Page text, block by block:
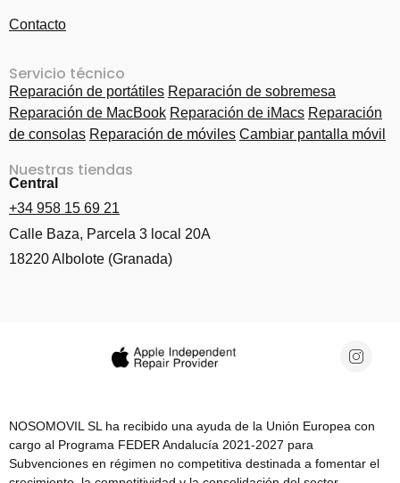
Contacto
Servicio técnico
Reparación de portátiles Reparación de sobremesa
Reparación de MacBook Reparación de iMacs Reparación
de consolas Reparación de móviles Cambiar pantalla móvil
Nuestras tiendas
Central
+34 958 15 69 21
Calle Baza, Parcela 3 local 20A
18220 Albolote (Granada)
NOSOMOVIL SL ha recibido una ayuda de la Unión Europea con
cargo al Programa FEDER Andalucía 2021-2027 para
Subvenciones en régimen no competitiva destinada a fomentar el